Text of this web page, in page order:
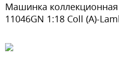
Машинка
11046GN 1:18 Coll (A)-